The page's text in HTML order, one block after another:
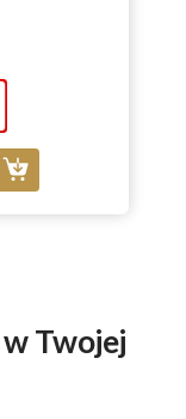
Twojej